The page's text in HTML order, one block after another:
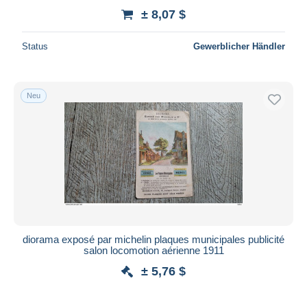
± 8,07 $
Status Gewerblicher Händler
Neu
diorama exposé par michelin plaques municipales publicité
salon locomotion aérienne 1911
± 5,76 $